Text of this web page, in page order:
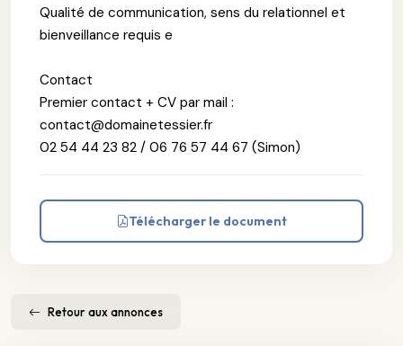
Qualité de communication, sens du relationnel et
bienveillance requis e
Contact
Premier contact + CV par mail :
contact@domainetessier.fr
02 54 44 23 82 / 06 76 57 44 67 (Simon)
Télécharger le document
Retour aux annonces